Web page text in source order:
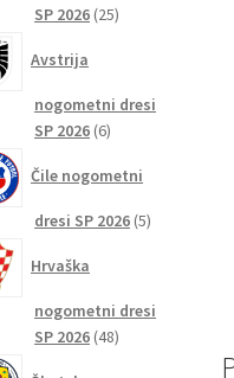
SP 2026 2525
Avstrija
nogometni dresi
SP 2026 66
Čile nogometni
dresi SP 2026 55
Hrvaška
nogometni dresi
SP 2026 4848